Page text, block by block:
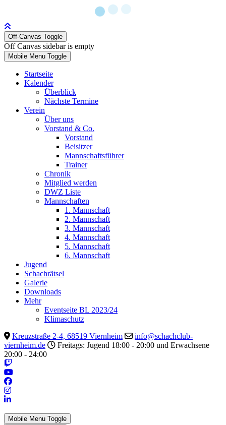
Off-Canvas Toggle
Off Canvas sidebar is empty
Mobile Menu Toggle
Startseite
Kalender
Überblick
Nächste Termine
Verein
Über uns
Vorstand & Co.
Vorstand
Beisitzer
Mannschaftsführer
Trainer
Chronik
Mitglied werden
DWZ Liste
Mannschaften
1. Mannschaft
2. Mannschaft
3. Mannschaft
4. Mannschaft
5. Mannschaft
6. Mannschaft
Jugend
Schachrätsel
Galerie
Downloads
Mehr
Eventseite BL 2023/24
Klimaschutz
Kreuzstraße 2-4, 68519 Viernheim
info@schachclub-
viernheim.de
Freitags: Jugend 18:00 - 20:00 und Erwachsene
20:00 - 24:00
Mobile Menu Toggle